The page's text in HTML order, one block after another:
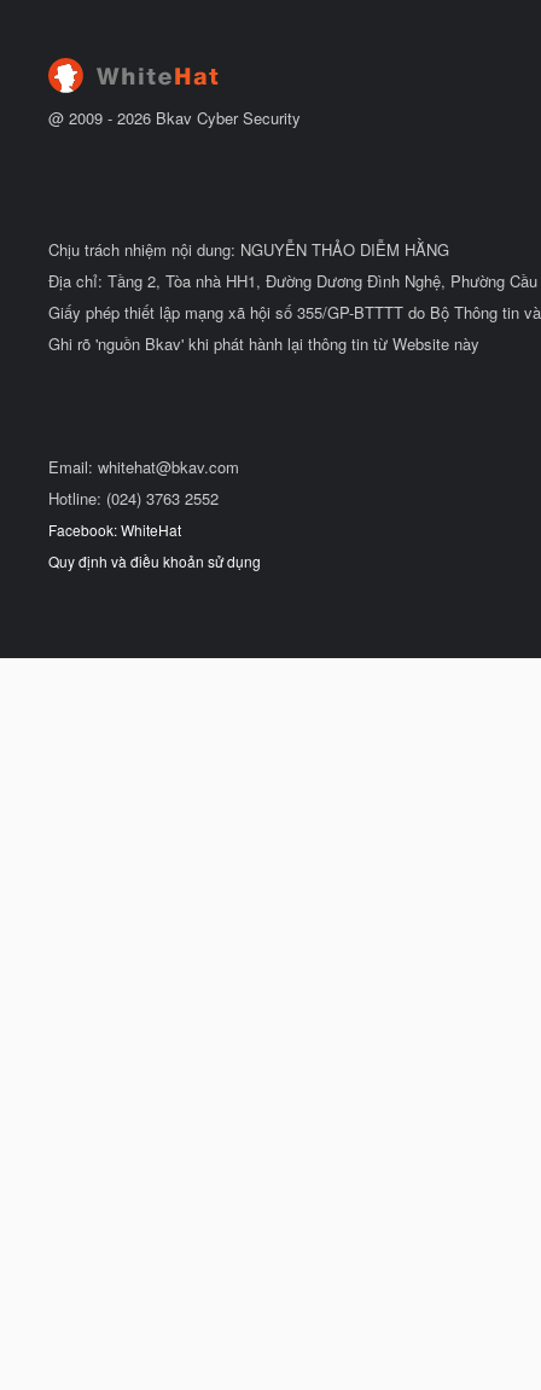
@ 2009 - 2026 Bkav Cyber Security
Chịu trách nhiệm nội dung: NGUYỄN THẢO DIỄM HẰNG
Địa chỉ: Tầng 2, Tòa nhà HH1, Đường Dương Đình Nghệ, Phường
Giấy phép thiết lập mạng xã hội số 355/GP-BTTTT do Bộ Thông tin
Ghi rõ 'nguồn Bkav' khi phát hành lại thông tin từ Website này
Email: whitehat@bkav.com
Hotline: (024) 3763 2552
Facebook: WhiteHat
Quy định và điều khoản sử dụng